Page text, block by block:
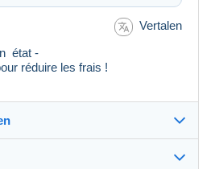
Vertalen
état -
réduire les frais !